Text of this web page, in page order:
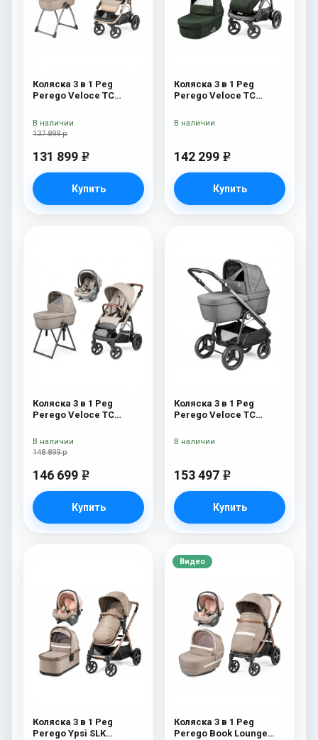
Коляска 3 в 1 Peg
Perego Veloce TC
Amour
137 899 р
131 899 e
Купить
В наличии
Коляска 3 в 1 Peg
Perego Veloce TC
142 299 e
Купить
В наличии
Коляска 3 в 1 Peg
Perego Veloce TC
New
148 899 р
146 699 e
Купить
В наличии
Коляска 3 в 1 Peg
Perego Veloce TC
Mercury
153 497 e
Купить
В наличии
Коляска 3 в 1 Peg
Perego Ypsi SLK
Видео
Коляска 3 в 1 Peg
Perego Book Lounge